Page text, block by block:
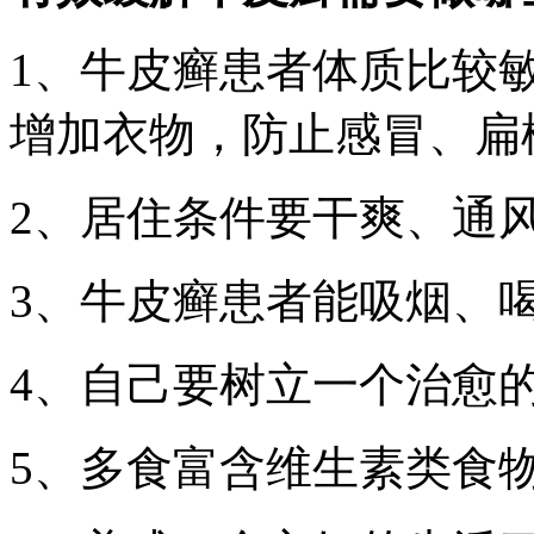
1、牛皮癣患者体质比较
增加衣物，防止感冒、
2、居住条件要干爽、通
3、牛皮癣患者能吸烟、
4、自己要树立一个治愈
5、多食富含维生素类食